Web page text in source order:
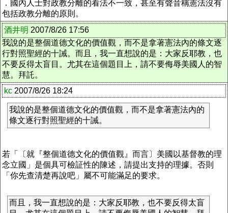
．國內人士對政教分離的看法不一致，甚至有聲音稱憲法沒有
包括政教分離的原則。
酒井明 2007/8/26 17:56
我說的是整個道德文化的價值觀，而不是拿著憲法內的條文逐
行對照聖經的十誡。而且，我一直想說的是：大家反耶教，也
不要反得太盲目。尤其在這個題目上，請不要侮辱美國人的智
慧。拜託。
kc 2007/8/26 18:24
我說的是整個道德文化的價值觀，而不是拿著憲法內的
條文逐行對照聖經的十誡。
若「〔就『整個道德文化的價值觀』而言〕美國以基督教的理
念立國」是個具可檢証性的陳述，請提出支持的理據。否則
「你先查清楚再說吧」屬不可能滿足的要求。
而且，我一直想說的是：大家反耶教，也不要反得太盲